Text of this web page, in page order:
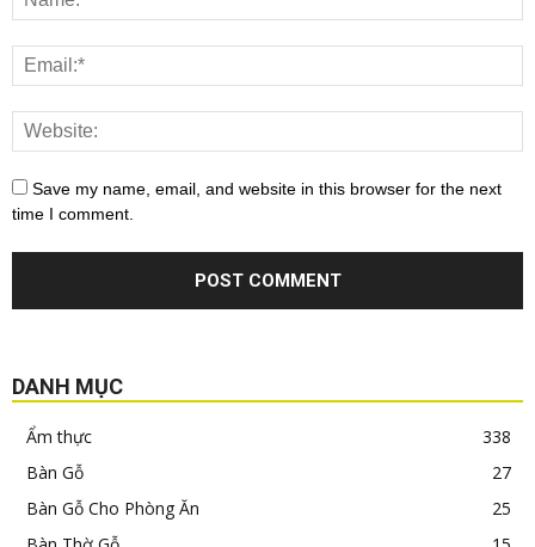
Save my name, email, and website in this browser for the next
time I comment.
DANH MỤC
Ẩm thực
338
Bàn Gỗ
27
Bàn Gỗ Cho Phòng Ăn
25